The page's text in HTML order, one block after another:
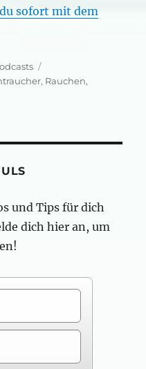
sofort mit dem
, Rauchen,
und Tips für dich
dich hier an, um